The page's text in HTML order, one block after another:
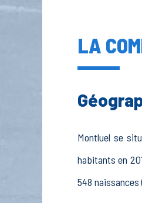
LA
Montluel se
habitants en
548 naissances